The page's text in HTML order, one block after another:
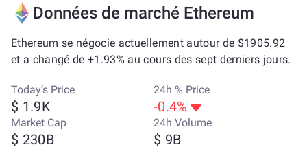
Données de marché Ethereum
Ethereum se négocie actuellement autour de $1905.92
et a changé de +1.93% au cours des sept derniers jours.
Today’s Price
$ 1.9K
24h % Price
-0.4%
Market Cap
$ 230B
24h Volume
$ 9B